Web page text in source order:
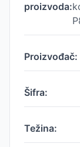
proizvoda:
Proizvođač:
Šifra:
Težina: